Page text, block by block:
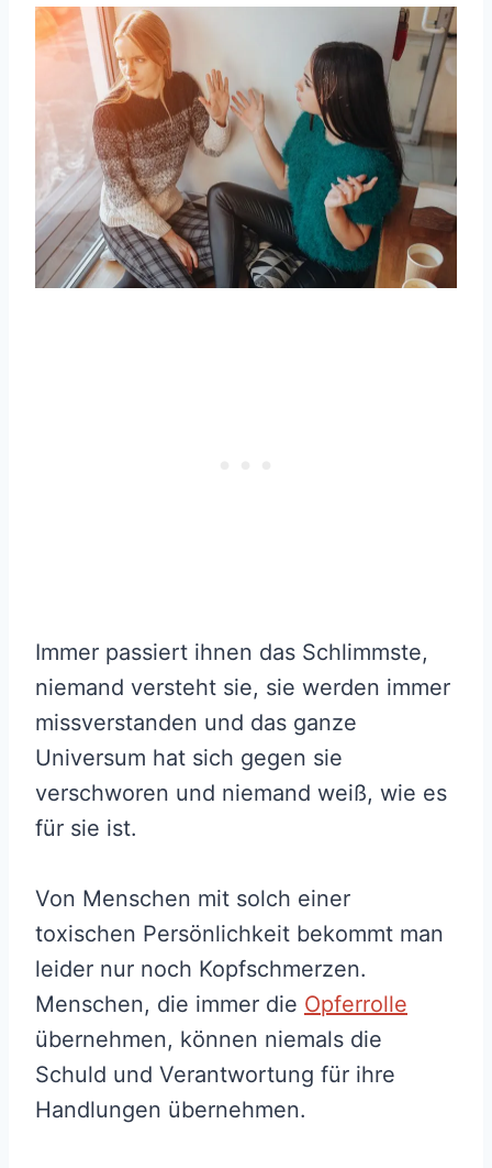
Immer passiert ihnen das Schlimmste,
niemand versteht sie, sie werden immer
missverstanden und das ganze
Universum hat sich gegen sie
verschworen und niemand weiß, wie es
für sie ist.
Von Menschen mit solch einer
toxischen Persönlichkeit bekommt man
leider nur noch Kopfschmerzen.
Menschen, die immer die Opferrolle
übernehmen, können niemals die
Schuld und Verantwortung für ihre
Handlungen übernehmen.